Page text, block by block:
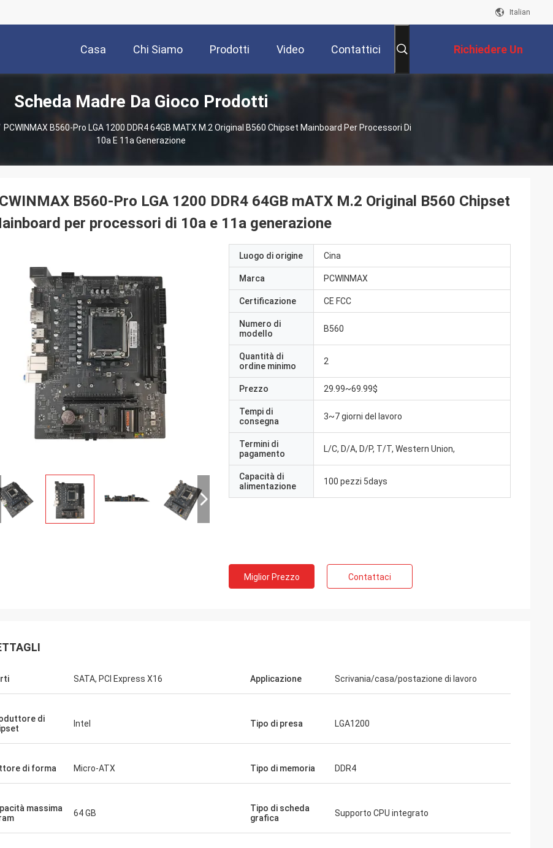
Italian
Casa Chi Siamo Prodotti Video Contattici Richiedere Un
Preventivo
Scheda Madre Da Gioco Prodotti
PCWINMAX B560-Pro LGA 1200 DDR4 64GB MATX M.2 Original B560 Chipset Mainboard Per Processori Di
10a E 11a Generazione
B560-Pro LGA 1200 DDR4 64GB mATX M.2 Original B560 Chipset
per processori di 10a e 11a generazione
Luogo di origine Cina
Marca PCWINMAX
Certificazione CE FCC
Numero di
modello
B560
Quantità di
ordine minimo
2
Prezzo 29.99~69.99$
Tempi di
consegna
3~7 giorni del lavoro
Termini di
pagamento
L/C, D/A, D/P, T/T, Western Union,
Capacità di
alimentazione
100 pezzi 5days
Miglior Prezzo Contattaci
SATA, PCI Express X16 Applicazione Scrivania/casa/postazione di lavoro
di
Intel Tipo di presa LGA1200
di forma Micro-ATX Tipo di memoria DDR4
massima
64 GB
Tipo di scheda
grafica
Supporto CPU integrato